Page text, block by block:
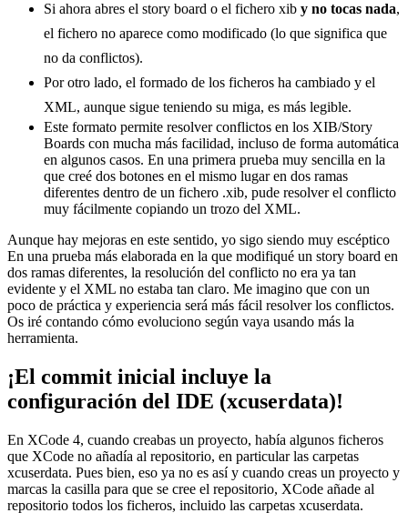
Si ahora abres el story board o el fichero xib y no tocas nada,
el fichero no aparece como modificado (lo que significa que
no da conflictos).
Por otro lado, el formado de los ficheros ha cambiado y el
XML, aunque sigue teniendo su miga, es más legible.
Este formato permite resolver conflictos en los XIB/Story
Boards con mucha más facilidad, incluso de forma automática
en algunos casos. En una primera prueba muy sencilla en la
que creé dos botones en el mismo lugar en dos ramas
diferentes dentro de un fichero .xib, pude resolver el conflicto
muy fácilmente copiando un trozo del XML.
Aunque hay mejoras en este sentido, yo sigo siendo muy escéptico
En una prueba más elaborada en la que modifiqué un story board en
dos ramas diferentes, la resolución del conflicto no era ya tan
evidente y el XML no estaba tan claro. Me imagino que con un
poco de práctica y experiencia será más fácil resolver los conflictos.
Os iré contando cómo evoluciono según vaya usando más la
herramienta.
¡El commit inicial incluye la
configuración del IDE (xcuserdata)!
En XCode 4, cuando creabas un proyecto, había algunos ficheros
que XCode no añadía al repositorio, en particular las carpetas
xcuserdata. Pues bien, eso ya no es así y cuando creas un proyecto y
marcas la casilla para que se cree el repositorio, XCode añade al
repositorio todos los ficheros, incluido las carpetas xcuserdata.